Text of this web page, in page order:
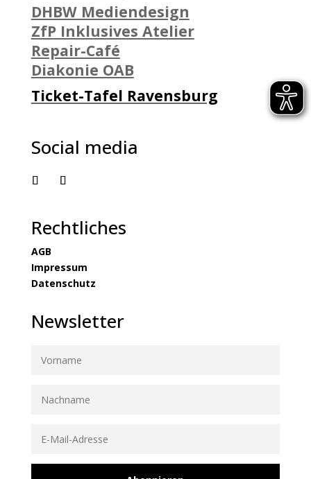
DHBW Mediendesign
ZfP Inklusives Atelier
Repair-Café
Diakonie OAB
Ticket-Tafel Ravensburg
Social media
Rechtliches
AGB
Impressum
Datenschutz
Newsletter